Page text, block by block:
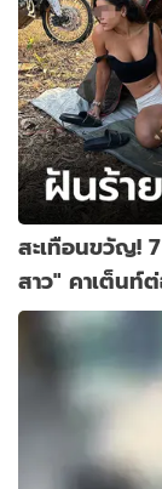
สะเทือนขวัญ!
สาว" คาเต็นท์